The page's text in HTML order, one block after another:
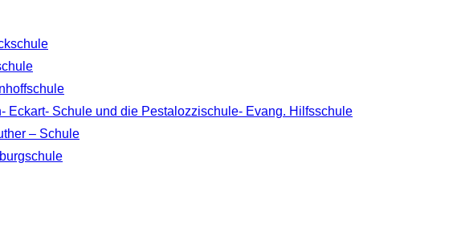
Eckart- Schule und die Pestalozzischule- Evang. Hilfsschule
– Schule